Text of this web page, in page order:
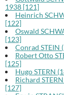
1938 [121]
Heinrich
[122]
Oswald
[123]
Conrad STEIN
Robert Otto
[125]
Hugo STERN
Richard
[127]